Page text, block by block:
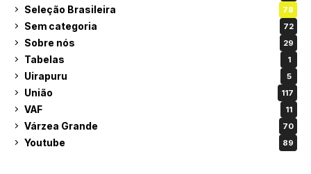
Seleção Brasileira 78
Sem categoria 72
Sobre nós 29
Tabelas 1
Uirapuru 5
União 117
VAF 11
Várzea Grande 70
Youtube 89